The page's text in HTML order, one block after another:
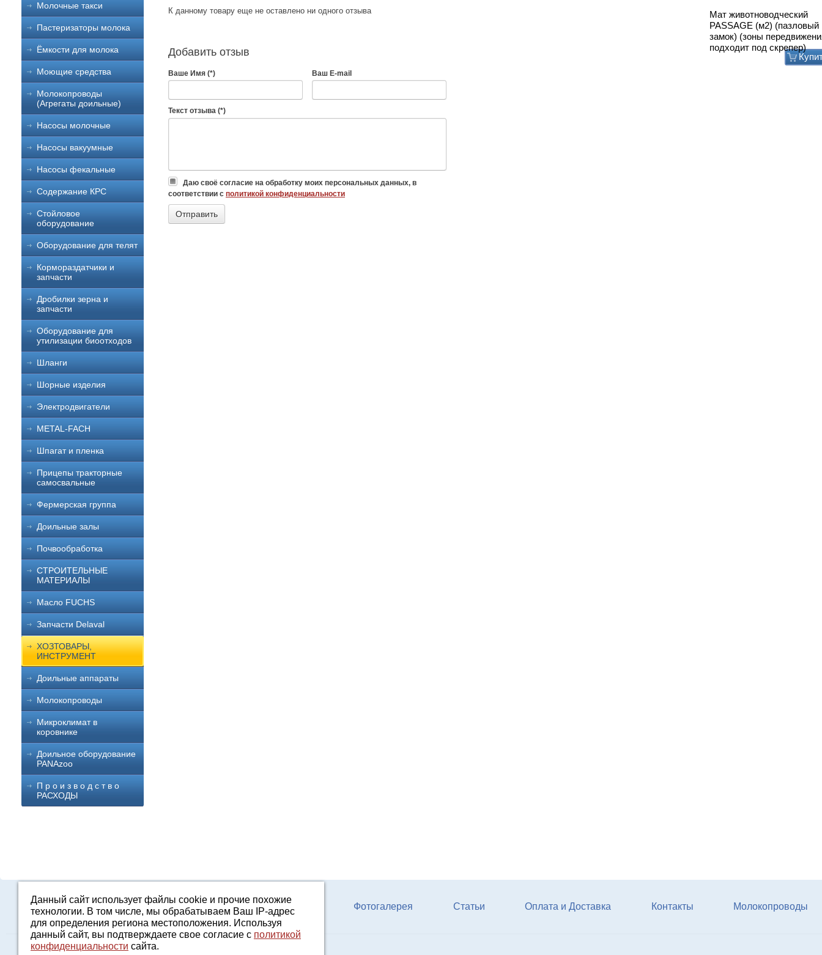
Молочные такси
Пастеризаторы молока
Ёмкости для молока
Моющие средства
Молокопроводы
(Агрегаты доильные)
Насосы молочные
Насосы вакуумные
Насосы фекальные
Содержание КРС
Стойловое
оборудование
Оборудование для телят
Кормораздатчики и
запчасти
Дробилки зерна и
запчасти
Оборудование для
утилизации биоотходов
Шланги
Шорные изделия
Электродвигатели
METAL-FACH
Шпагат и пленка
Прицепы тракторные
самосвальные
Фермерская группа
Доильные залы
Почвообработка
СТРОИТЕЛЬНЫЕ
МАТЕРИАЛЫ
Масло FUCHS
Запчасти Delaval
ХОЗТОВАРЫ,
ИНСТРУМЕНТ
Доильные аппараты
Молокопроводы
Микроклимат в
коровнике
Доильное оборудование
PANAzoo
П р о и з в о д с т в о
РАСХОДЫ
Мат животноводческий
PASSAGE (м2) (пазловый
замок) (зоны
подходит под скрепер)
К данному товару еще не оставлено ни одного отзыва
Добавить отзыв
Ваше Имя (*) Ваш E-mail
Текст отзыва (*)
Даю своё согласие на обработку моих персональных данных, в
соответствии с политикой конфиденциальности
Каталог О компании Строительство ферм КРС Фотогалерея Статьи Оплата и Доставка Контакты Молокопроводы
Данный сайт использует файлы cookie и прочие похожие
технологии. В том числе, мы обрабатываем Ваш IP-адрес
для определения региона местоположения. Используя
данный сайт, вы подтверждаете свое согласие с политикой
конфиденциальности сайта.